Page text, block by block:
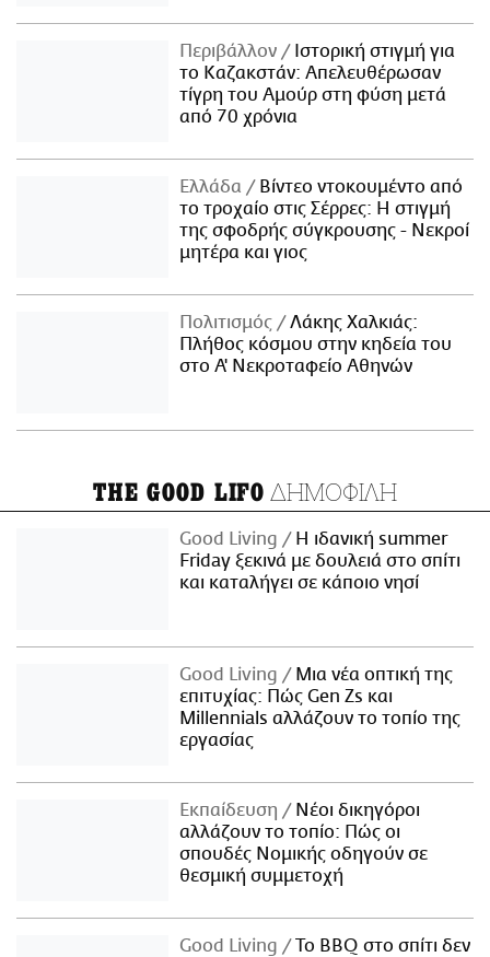
Περιβάλλον
Ιστορική στιγμή για
το Καζακστάν: Απελευθέρωσαν
τίγρη του Αμούρ στη φύση μετά
από 70 χρόνια
Ελλάδα
Βίντεο ντοκουμέντο από
το τροχαίο στις Σέρρες: Η στιγμή
της σφοδρής σύγκρουσης - Νεκροί
μητέρα και γιος
Πολιτισμός
Λάκης Χαλκιάς:
Πλήθος κόσμου στην κηδεία του
στο Α' Νεκροταφείο Αθηνών
THE GOOD LIFO ΔΗΜΟΦΙΛΗ
Good Living
Η ιδανική summer
Friday ξεκινά με δουλειά στο σπίτι
και καταλήγει σε κάποιο νησί
Good Living
Μια νέα οπτική της
επιτυχίας: Πώς Gen Zs και
Millennials αλλάζουν το τοπίο της
εργασίας
Εκπαίδευση
Νέοι δικηγόροι
αλλάζουν το τοπίο: Πώς οι
σπουδές Νομικής οδηγούν σε
θεσμική συμμετοχή
Good Living
Το BBQ στο σπίτι δεν